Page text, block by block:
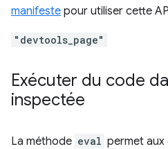
manifeste pour utiliser cette
"devtools_page"
Exécuter du code
inspectée
La méthode eval permet aux